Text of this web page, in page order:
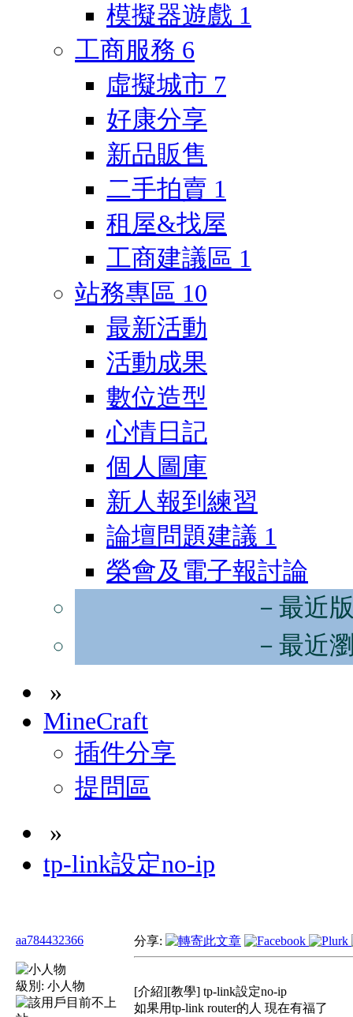
模擬器遊戲 1
工商服務 6
虛擬城市 7
好康分享
新品販售
二手拍賣 1
租屋&找屋
工商建議區 1
站務專區 10
最新活動
活動成果
數位造型
心情日記
個人圖庫
新人報到練習
論壇問題建議 1
榮會及電子報討論
－最近
－最近
»
MineCraft
插件分享
提問區
»
tp-link設定no-ip
aa784432366
級別: 小人物
分享:
[介紹][教學] tp-link設定no-ip
如果用tp-link router的人 現在有福了